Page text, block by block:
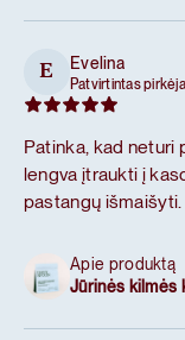
E Evelina
Patvirtintas
Patinka, kad neturi
lengva įtraukti į
pastangų išmaišyti.
Apie produktą
Jūrinės kilmės